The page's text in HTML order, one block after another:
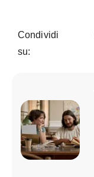
Condividi
su: